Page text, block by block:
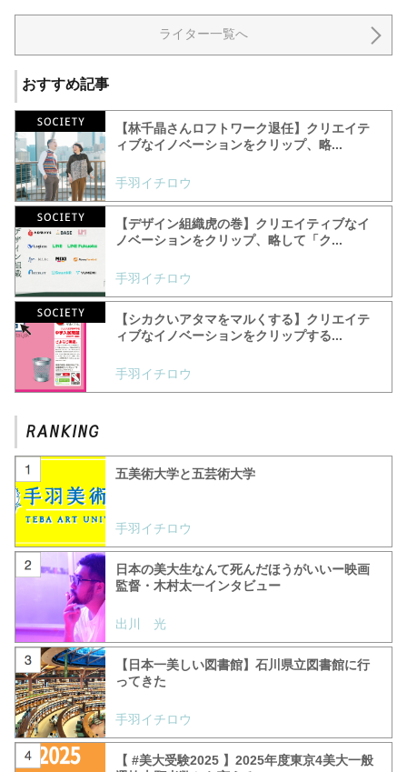
ライター一覧へ
おすすめ記事
【林千晶さんロフトワーク退任】クリエイテ
ィブなイノベーションをクリップ、略...
手羽イチロウ
【デザイン組織虎の巻】クリエイティブなイ
ノベーションをクリップ、略して「ク...
手羽イチロウ
【シカクいアタマをマルくする】クリエイテ
ィブなイノベーションをクリップする...
手羽イチロウ
五美術大学と五芸術大学
手羽イチロウ
日本の美大生なんて死んだほうがいいー映画
監督・木村太一インタビュー
出川 光
【日本一美しい図書館】石川県立図書館に行
ってきた
手羽イチロウ
【 #美大受験2025 】2025年度東京4美大一般